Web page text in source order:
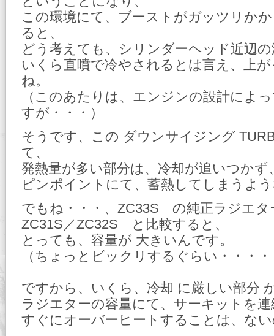
この環境にて、ブーストがガッツリか
ると、
どう考えても、シリンダーヘッド近辺
いくら直噴で冷やされるとは言え、上
ね。
（このあたりは、エンジンの設計によ
すが・・・）
そうです、この ダウンサイジング
て、
発熱量が多い部分は、冷却が追いつかず
ピンポイントにて、蓄熱してしまうよ
でもね・・・、ZC33S の純正ラジエタ
ZC31S／ZC32S と比較すると、
とっても、容量が 大きいんです。
（ちょっとビックリするぐらい・・・
ですから、いくら、冷却 に厳しい部分
ラジエターの容量にて、サーキットを
すぐにオーバーヒートすることは、な